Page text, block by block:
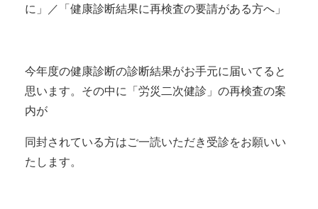
に」／「健康診断結果に再検査の要請がある方へ」
今年度の健康診断の診断結果がお手元に届いてると
思います。その中に「労災二次健診」の再検査の案
内が
同封されている方はご一読いただき受診をお願いい
たします。